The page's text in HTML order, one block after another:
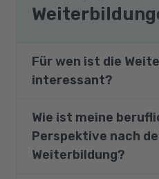
Für wen ist die
interessant?
Diese Weiterbildung
die 3D-Objekte
wollen.
Wie ist meine
Perspektive nach
Weiterbildung?